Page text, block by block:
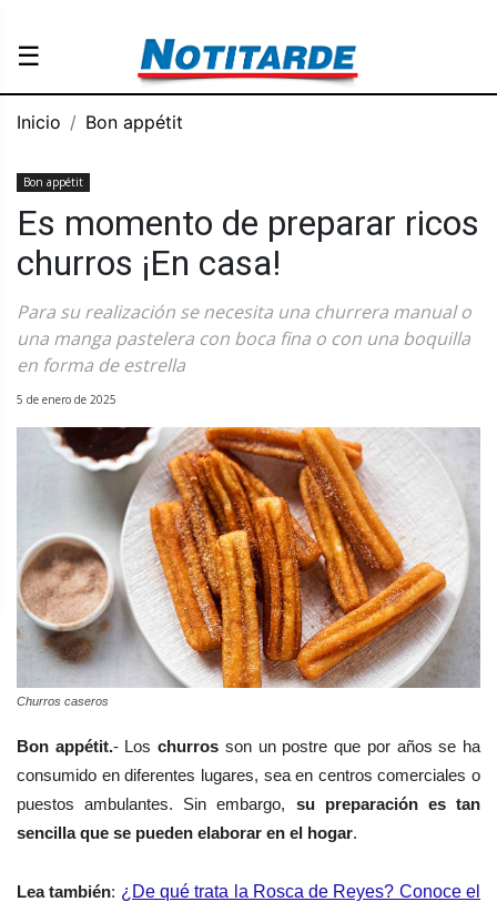
☰
Inicio Bon appétit
Bon appétit
Es momento de preparar ricos
churros ¡En casa!
Para su realización se necesita una churrera manual o
una manga pastelera con boca fina o con una boquilla
en forma de estrella
5 de enero de 2025
Churros caseros
Bon appétit.- Los churros son un postre que por años se ha
consumido en diferentes lugares, sea en centros comerciales o
puestos ambulantes. Sin embargo, su preparación es tan
sencilla que se pueden elaborar en el hogar.
Lea también: ¿De qué trata la Rosca de Reyes? Conoce el